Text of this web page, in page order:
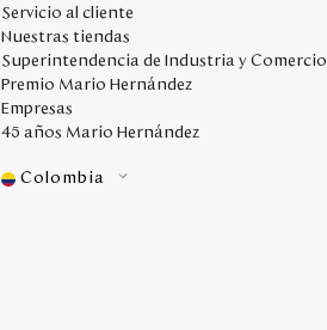
Servicio al cliente
Nuestras tiendas
Superintendencia de Industria y Comercio
Premio Mario Hernández
Empresas
45 años Mario Hernández
Colombia